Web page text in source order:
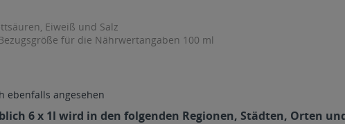
Eiweiß und Salz
für die Nährwertangaben 100 ml
ebenfalls angesehen
6 x 1l wird in den folgenden Regionen, Städten, Orten